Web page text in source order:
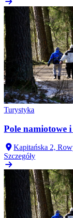
Turystyka
Pole namiotowe
Kapitańska 2,
Szczegóły